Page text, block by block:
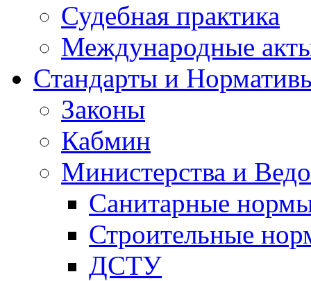
Судебная практика
Международные
Стандарты и
Законы
Кабмин
Министерства и
Санитарные
Строительные
ДСТУ